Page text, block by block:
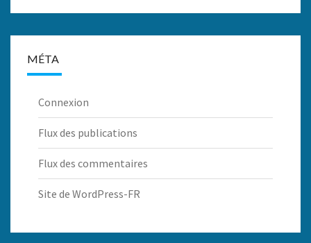
MÉTA
Connexion
Flux des publications
Flux des commentaires
Site de WordPress-FR